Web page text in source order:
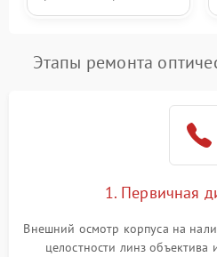
Этапы ремонта
1. Первичная
Внешний осмотр корпуса на
целостности линз объектива